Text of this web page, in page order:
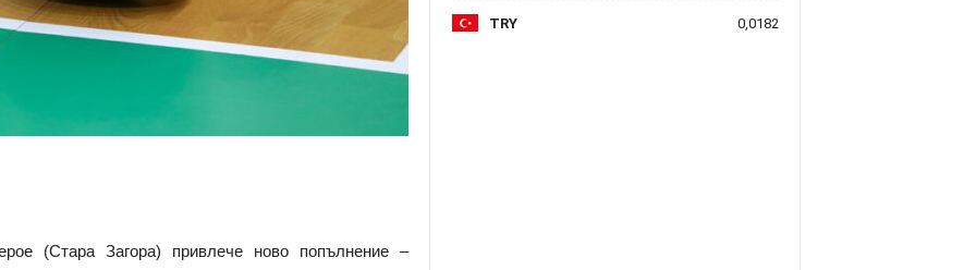
(Стара Загора) привлече ново попълнение –
TRY 0,0182